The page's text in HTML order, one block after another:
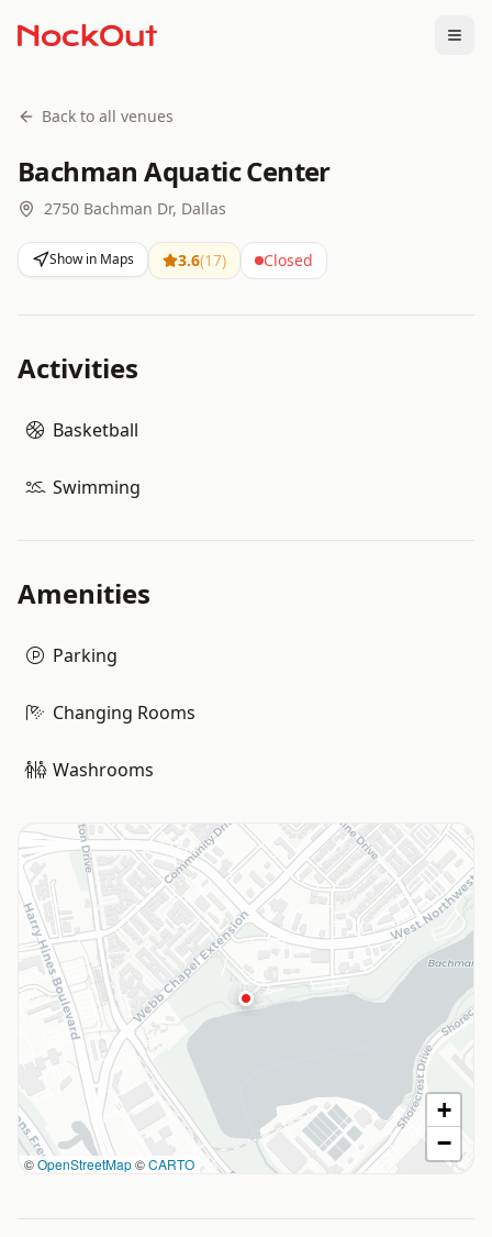
Back to all venues
Bachman Aquatic Center
2750 Bachman Dr, Dallas
Show in Maps 3.6(17) Closed
Activities
Basketball
Swimming
Amenities
Parking
Changing Rooms
Washrooms
©OpenStreetMap©CARTO
+
−